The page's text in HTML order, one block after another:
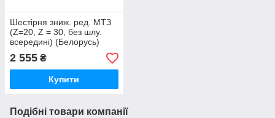
Шестірня зниж. ред. МТЗ
(Z=20, Z = 30, без шлу.
всередині) (Белорусь)
2 555 ₴
Купити
Подібні товари компанії